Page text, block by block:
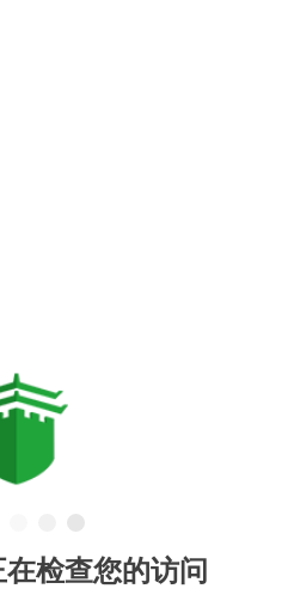
检查您的访问